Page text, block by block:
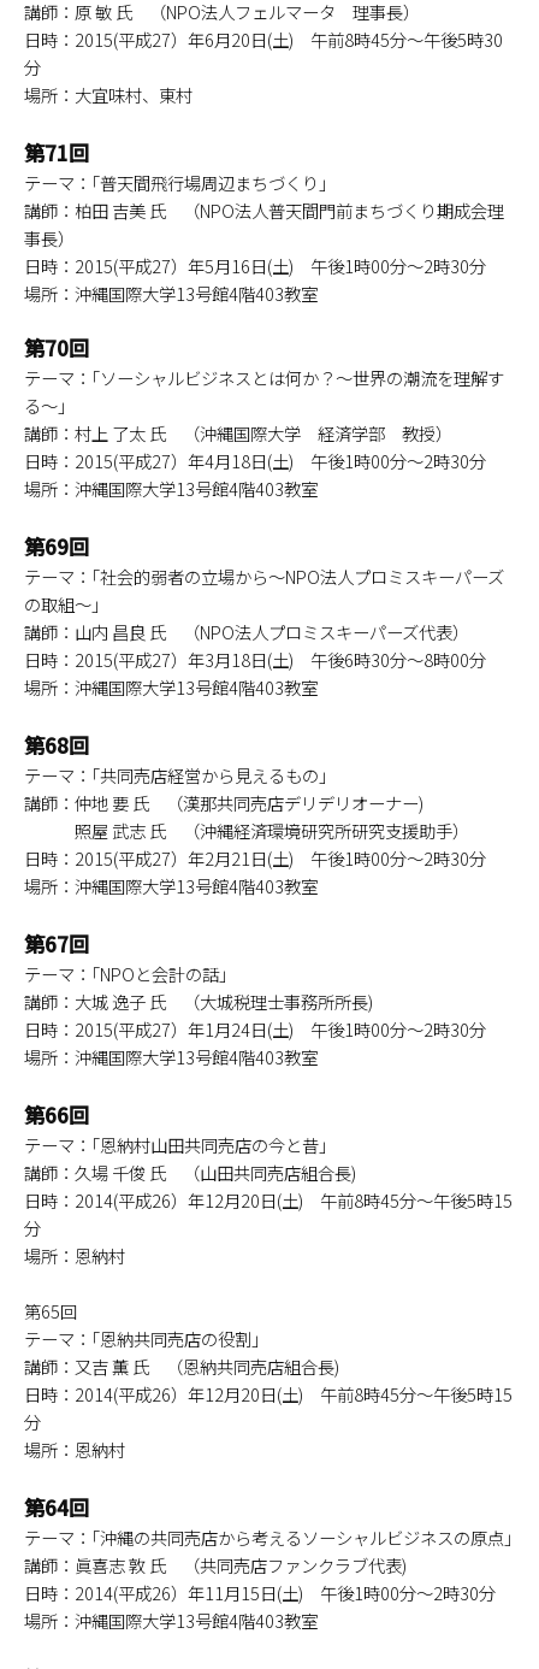
講師：原 敏 氏 （NPO法人フェルマータ 理事長）
日時：2015(平成27）年6月20日(土) 午前8時45分～午後5時30
分
場所：大宜味村、東村
第71回
テーマ：｢普天間飛行場周辺まちづくり｣
講師：柏田 吉美 氏 （NPO法人普天間門前まちづくり期成会理
事長）
日時：2015(平成27）年5月16日(土) 午後1時00分～2時30分
場所：沖縄国際大学13号館4階403教室
第70回
テーマ：｢ソーシャルビジネスとは何か？～世界の潮流を理解す
る～｣
講師：村上 了太 氏 （沖縄国際大学 経済学部 教授）
日時：2015(平成27）年4月18日(土) 午後1時00分～2時30分
場所：沖縄国際大学13号館4階403教室
第69回
テーマ：｢社会的弱者の立場から～NPO法人プロミスキーパーズ
の取組～｣
講師：山内 昌良 氏 （NPO法人プロミスキーパーズ代表）
日時：2015(平成27）年3月18日(土) 午後6時30分～8時00分
場所：沖縄国際大学13号館4階403教室
第68回
テーマ：｢共同売店経営から見えるもの｣
講師：仲地 要 氏 （漢那共同売店デリデリオーナー)
照屋 武志 氏 （沖縄経済環境研究所研究支援助手）
日時：2015(平成27）年2月21日(土) 午後1時00分～2時30分
場所：沖縄国際大学13号館4階403教室
第67回
テーマ：｢NPOと会計の話｣
講師：大城 逸子 氏 （大城税理士事務所所長)
日時：2015(平成27）年1月24日(土) 午後1時00分～2時30分
場所：沖縄国際大学13号館4階403教室
第66回
テーマ：｢恩納村山田共同売店の今と昔｣
講師：久場 千俊 氏 （山田共同売店組合長)
日時：2014(平成26）年12月20日(土) 午前8時45分～午後5時15
分
場所：恩納村
第65回
テーマ：｢恩納共同売店の役割｣
講師：又吉 薫 氏 （恩納共同売店組合長)
日時：2014(平成26）年12月20日(土) 午前8時45分～午後5時15
分
場所：恩納村
第64回
テーマ：｢沖縄の共同売店から考えるソーシャルビジネスの原点｣
講師：眞喜志 敦 氏 （共同売店ファンクラブ代表)
日時：2014(平成26）年11月15日(土) 午後1時00分～2時30分
場所：沖縄国際大学13号館4階403教室